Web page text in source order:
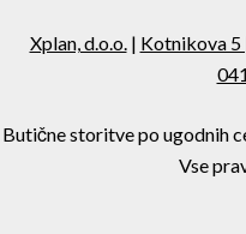
Xplan, d.o.o.| Kotnikova 5
Butične storitve po ugodnih
Vse